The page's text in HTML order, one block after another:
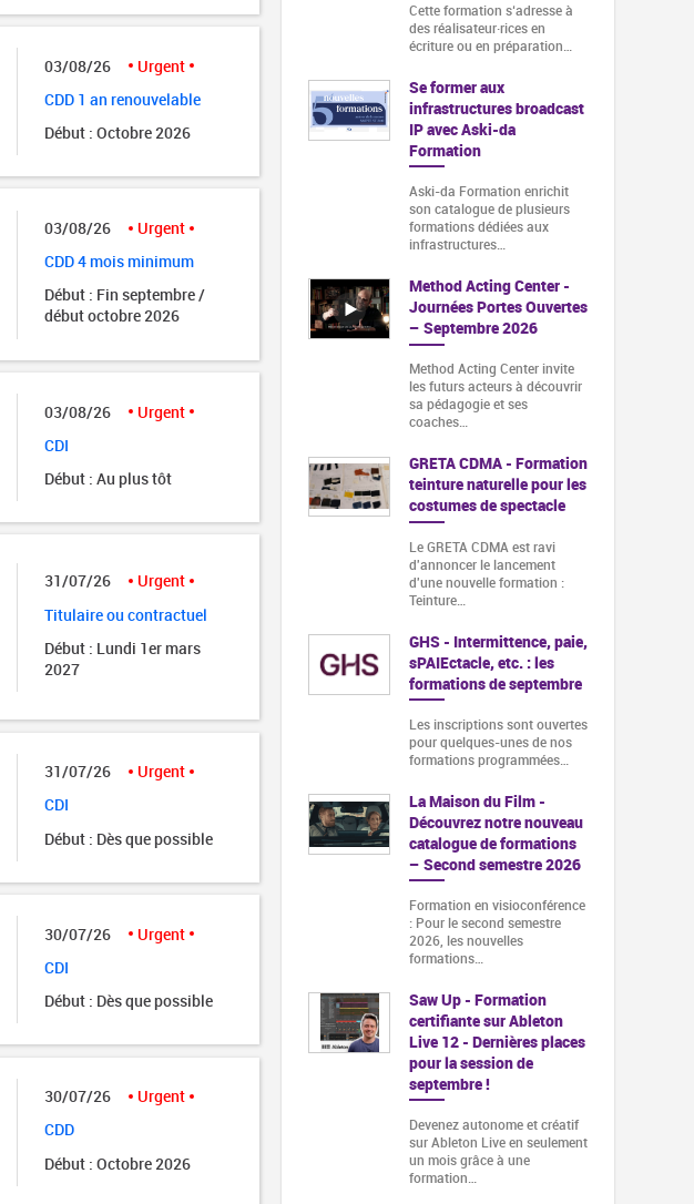
03/08/26
Urgent
CDD 1 an renouvelable
Début : Octobre 2026
03/08/26
Urgent
CDD 4 mois minimum
Début : Fin septembre /
début octobre 2026
03/08/26
Urgent
CDI
Début : Au plus tôt
31/07/26
Urgent
Titulaire ou contractuel
Début : Lundi 1er mars
2027
31/07/26
Urgent
CDI
Début : Dès que possible
30/07/26
Urgent
CDI
Début : Dès que possible
30/07/26
Urgent
CDD
Début : Octobre 2026
Cette formation s‘adresse à
des réalisateur·rices en
écriture ou en préparation…
Se former aux
infrastructures broadcast
IP avec Aski-da
Formation
Aski-da Formation enrichit
son catalogue de plusieurs
formations dédiées aux
infrastructures…
Method Acting Center -
Journées Portes Ouvertes
– Septembre 2026
Method Acting Center invite
les futurs acteurs à découvrir
sa pédagogie et ses
coaches…
GRETA CDMA - Formation
teinture naturelle pour les
costumes de spectacle
Le GRETA CDMA est ravi
d'annoncer le lancement
d'une nouvelle formation :
Teinture…
GHS - Intermittence, paie,
sPAIEctacle, etc. : les
formations de septembre
Les inscriptions sont ouvertes
pour quelques-unes de nos
formations programmées…
La Maison du Film -
Découvrez notre nouveau
catalogue de formations
– Second semestre 2026
Formation en visioconférence
: Pour le second semestre
2026, les nouvelles
formations…
Saw Up - Formation
certifiante sur Ableton
Live 12 - Dernières places
pour la session de
septembre !
Devenez autonome et créatif
sur Ableton Live en seulement
un mois grâce à une
formation…